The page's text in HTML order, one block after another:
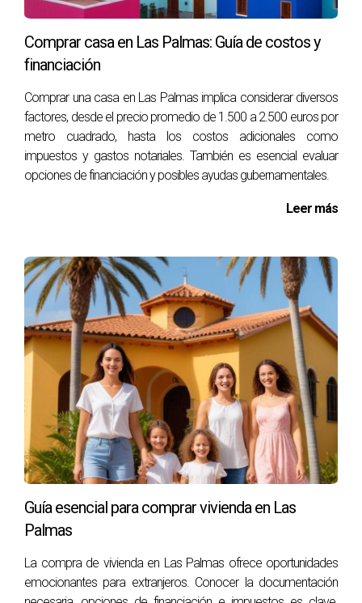
determinar un presupuesto claro. Una vez que tengas esto
claro, será más fácil definir qué tipo de propiedad puedes
permitirte y cuáles son tus opciones de financiación.
¿Qué impuestos debo pagar al comprar una
casa en Las Palmas?
Los principales impuestos que debes considerar son el
Impuesto de Transmisiones Patrimoniales (ITP), el
Impuesto de Actos Jurídicos Documentados (AJD), y los
gastos notariales y registrales. Es importante tenerlos en
¿Puedo comprar una casa en Las Palmas
siendo extranjero?
Sí, los ciudadanos extranjeros pueden comprar
propiedades en España, incluido Las Palmas. Solo
necesitarás obtener un NIE para formalizar el proceso de
compra.
¿Es recomendable contratar un asesor
inmobiliario?
Contratar un asesor inmobiliario puede facilitar
enormemente el proceso de compra, ya que cuentan con
experiencia en el mercado local y pueden ayudarte a evitar
errores comunes.
¿Qué hacer si encuentro problemas legales
con la propiedad que deseo comprar?
Comprar casa en Las Palmas: Guía de costos y
financiación
Comprar una casa en Las Palmas implica considerar diversos
factores, desde el precio promedio de 1.500 a 2.500 euros por
metro cuadrado, hasta los costos adicionales como
impuestos y gastos notariales. También es esencial evaluar
opciones de financiación y posibles ayudas gubernamentales.
Leer más
Guía esencial para comprar vivienda en Las
Palmas
La compra de vivienda en Las Palmas ofrece oportunidades
emocionantes para extranjeros. Conocer la documentación